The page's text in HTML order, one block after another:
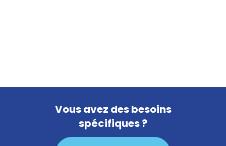
Vous avez des besoins
spécifiques ?